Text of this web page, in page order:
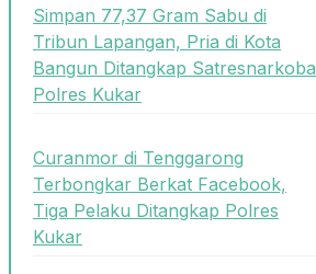
Simpan 77,37 Gram Sabu di
Tribun Lapangan, Pria di Kota
Bangun Ditangkap Satresnarkoba
Polres Kukar
Curanmor di Tenggarong
Terbongkar Berkat Facebook,
Tiga Pelaku Ditangkap Polres
Kukar